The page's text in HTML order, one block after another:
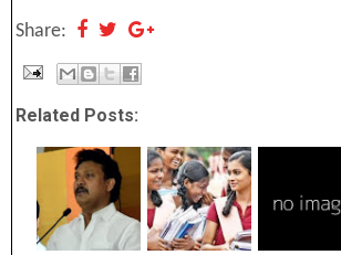
Share:
Related Posts: